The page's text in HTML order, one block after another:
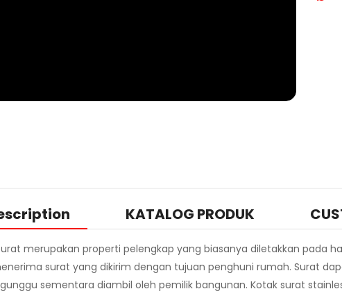
KATALOG PRODUK
merupakan properti pelengkap yang biasanya diletakkan pada
surat yang dikirim dengan tujuan penghuni rumah. Surat
sementara diambil oleh pemilik bangunan. Kotak surat